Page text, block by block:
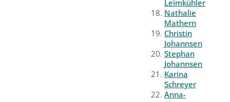
Leimkühler
Nathalie
Mathern
Christin
Johannsen
Stephan
Johannsen
Karina
Schreyer
Anna-